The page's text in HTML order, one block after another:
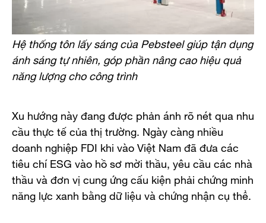
Hệ thống tôn lấy sáng của Pebsteel giúp tận dụng
ánh sáng tự nhiên, góp phần nâng cao hiệu quả
năng lượng cho công trình
Xu hướng này đang được phản ánh rõ nét qua nhu
cầu thực tế của thị trường. Ngày càng nhiều
doanh nghiệp FDI khi vào Việt Nam đã đưa các
tiêu chí ESG vào hồ sơ mời thầu, yêu cầu các nhà
thầu và đơn vị cung ứng cấu kiện phải chứng minh
năng lực xanh bằng dữ liệu và chứng nhận cụ thể.